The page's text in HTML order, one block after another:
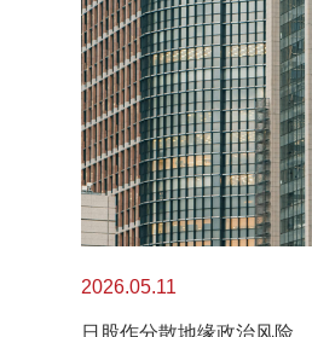
2026.05.11
日股作分散地缘政治风险